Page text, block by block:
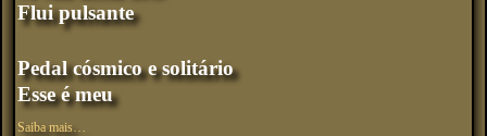
Flui pulsante
Pedal cósmico e solitário
Esse é meu
Saiba mais…